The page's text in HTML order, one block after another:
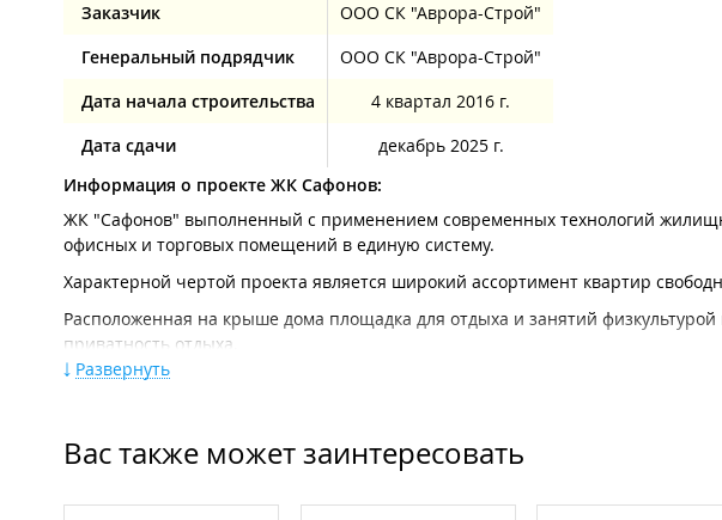
Август 2023
Заказчик
ООО СК "Аврора-Строй"
Генеральный подрядчик
ООО СК "Аврора-Строй"
Дата начала строительства
4 квартал 2016 г.
Дата сдачи
декабрь 2025 г.
Информация о проекте ЖК Сафонов:
ЖК "Сафонов" выполненный с применением современных технологий
офисных и торговых помещений в единую систему.
Характерной чертой проекта является широкий ассортимент квартир
Расположенная на крыше дома площадка для отдыха и занятий
приватность отдыха.
Будет реализована концепция "двор без машин": парковка личного
Описание ЖК Сафонов:
14 этажей: 10 жилых (с 4 по 13), 1 и 2 этаж –
этаж — площадка для отдыха взрослых, площадка для занятий физкультурой.
Развернуть
Вас также может заинтересовать